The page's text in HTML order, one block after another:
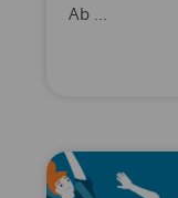
Ab ...